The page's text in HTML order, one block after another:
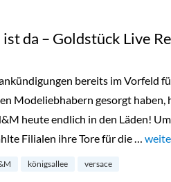
da – Goldstück Live
bereits im Vorfeld
Modeliebhabern gesorgt haben,
heute endlich in den Läden!
Filialen ihre Tore für die …
königsallee versace